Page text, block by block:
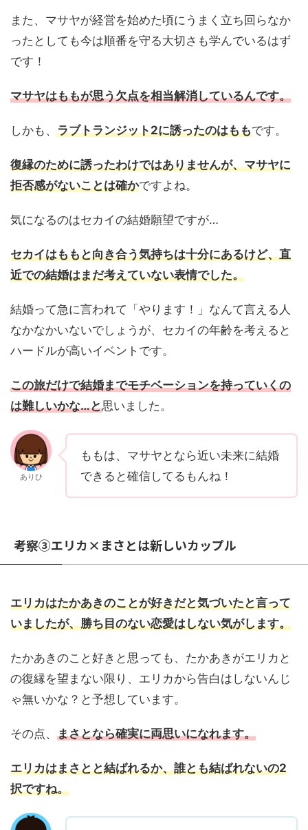
また、マサヤが経営を始めた頃にうまく立ち回らなか
ったとしても今は順番を守る大切さも学んでいるはず
です！
マサヤはももが思う欠点を相当解消しているんです。
しかも、 ラブトランジット2に誘ったのはももです。
復縁のために誘ったわけではありませんが、マサヤに
拒否感がないことは確かですよね。
気になるのはセカイの結婚願望ですが…
セカイはももと向き合う気持ちは十分にあるけど、直
近での結婚はまだ考えていない表情でした。
結婚って急に言われて「やります！」なんて言える人
なかなかいないでしょうが、セカイの年齢を考えると
ハードルが高いイベントです。
この旅だけで結婚までモチベーションを持っていくの
は難しいかな…と思いました。
ありひ
ももは、マサヤとなら近い未来に結婚
できると確信してるもんね！
考察③エリカ×まさとは新しいカップル
エリカはたかあきのことが好きだと気づいたと言って
いましたが、勝ち目のない恋愛はしない気がします。
たかあきのこと好きと思っても、たかあきがエリカと
の復縁を望まない限り、エリカから告白はしないんじ
ゃ無いかな？と予想しています。
その点、 まさとなら確実に両思いになれます。
エリカはまさとと結ばれるか、誰とも結ばれないの2
択ですね。